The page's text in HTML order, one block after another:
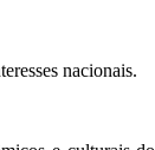
nacionais.